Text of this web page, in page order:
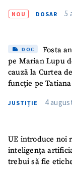
NOU DOSAR 5
DOC
Fosta
pe Marian Lupu
cauză la Curtea
funcție pe
JUSTIȚIE 4
UE introduce noi
inteligența
trebui să fie